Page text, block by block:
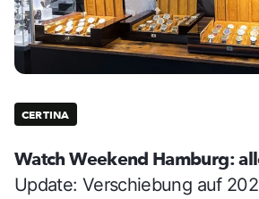
CERTINA
Watch Weekend Hamburg:
Update: Verschiebung auf